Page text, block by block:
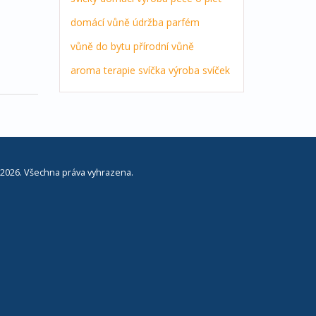
domácí vůně údržba parfém
vůně do bytu přírodní vůně
aroma terapie svíčka výroba svíček
Všechna práva vyhrazena.